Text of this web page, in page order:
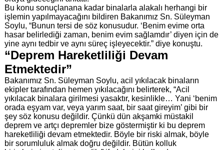
Bu konu sonuçlanana kadar binalarla alakalı herhangi bir
işlemin yapılmayacağını bildiren Bakanımız Sn. Süleyman
Soylu, “Bunun tersi de söz konusudur. ‘Benim evime orta
hasar belirlediği zaman, benim evim sağlamdır’ diyen için de
yine aynı tedbir ve aynı süreç işleyecektir.” diye konuştu.
“Deprem Hareketliliği Devam
Etmektedir”
Bakanımız Sn. Süleyman Soylu, acil yıkılacak binaların
ekipler tarafından hemen yıkılacağını belirterek, “Acil
yıkılacak binalara girilmesi yasaktır, kesinlikle… Yani ‘benim
orada eşyam var, veya yarım saat, bir saat gireyim’ gibi bir
şey söz konusu değildir. Çünkü dün akşamki müstakil
deprem ve artçı depremler bize göstermiştir ki bu deprem
hareketliliği devam etmektedir. Böyle bir riski almak, böyle
bir sorumluluk almak doğru değildir. Bütün kolluk